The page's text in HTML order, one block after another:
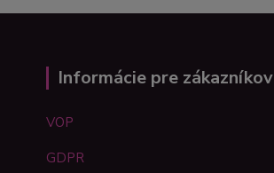
Informácie pre zákazníkov
VOP
GDPR